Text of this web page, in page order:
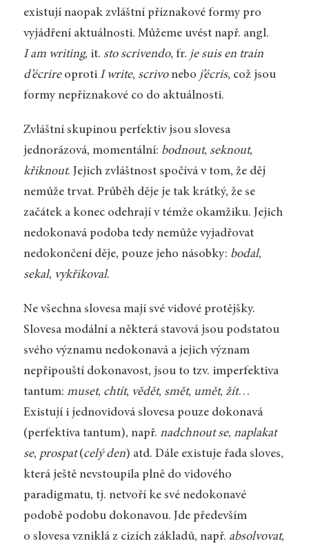
existují naopak zvláštní příznakové formy pro
vyjádření aktuálnosti. Můžeme uvést např. angl.
I am writing, it. sto scrivendo, fr. je suis en train
d’écrireoproti I write, scrivonebo j’écris, což jsou
formy nepříznakové co do aktuálnosti.
Zvláštní skupinou perfektiv jsou slovesa
jednorázová, momentální: bodnout, seknout,
křiknout. Jejich zvláštnost spočívá v tom, že děj
nemůže trvat. Průběh děje je tak krátký, že se
začátek a konec odehrají v témže okamžiku. Jejich
nedokonavá podoba tedy nemůže vyjadřovat
nedokončení děje, pouze jeho násobky: bodal,
sekal, vykřikoval.
Ne všechna slovesa mají své vidové protějšky.
Slovesa modální a některá stavová jsou podstatou
svého významu nedokonavá a jejich význam
nepřipouští dokonavost, jsou to tzv. imperfektiva
tantum: muset, chtít, vědět, smět, umět, žít…
Existují i jednovidová slovesa pouze dokonavá
(perfektiva tantum), např. nadchnout se, naplakat
se, prospat(celý den) atd. Dále existuje řada sloves,
která ještě nevstoupila plně do vidového
paradigmatu, tj. netvoří ke své nedokonavé
podobě podobu dokonavou. Jde především
o slovesa vzniklá z cizích základů, např. absolvovat,